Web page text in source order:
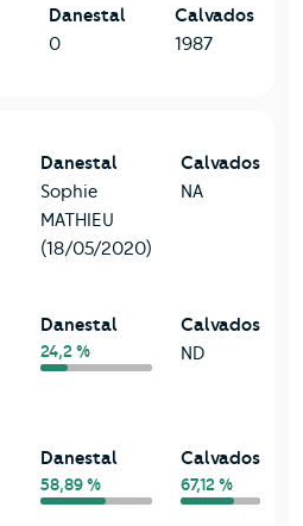
Danestal
0
Calvados
1987
Danestal
Sophie
MATHIEU
(18/05/2020)
Calvados
NA
Danestal
24,2 %
Calvados
ND
Danestal
58,89 %
Calvados
67,12 %